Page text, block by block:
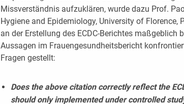
Missverständnis aufzuklären, wurde dazu Prof.
Hygiene and Epidemiology, University of Florence,
an der Erstellung des ECDC-Berichtes maßgeblich
Aussagen im Frauengesundheitsbericht
Fragen gestellt:
Does the above citation correctly reflect the
should only implemented under controlled